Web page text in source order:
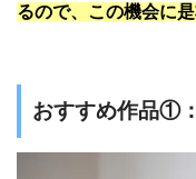
るので、この機会に
おすすめ作品①